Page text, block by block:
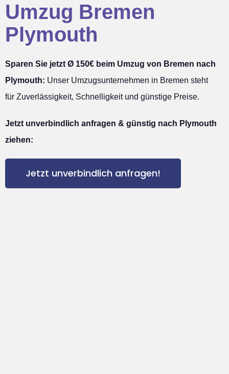
Umzug Bremen
Plymouth
Sparen Sie jetzt Ø 150€ beim Umzug von Bremen nach
Plymouth: Unser Umzugsunternehmen in Bremen steht
für Zuverlässigkeit, Schnelligkeit und günstige Preise.
Jetzt unverbindlich anfragen & günstig nach Plymouth
ziehen:
Jetzt unverbindlich anfragen!